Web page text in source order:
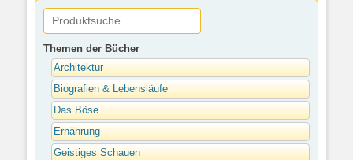
Themen der Bücher
Architektur
Biografien & Lebensläufe
Das Böse
Ernährung
Geistiges Schauen